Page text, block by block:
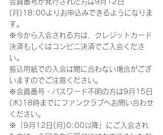
会員番号が発行された方は9月12日
(月)18:00よりお申込みできるようになりま
す。
※今から入会される方は、クレジットカード
決済もしくはコンビニ決済でご入会くださ
い。
振込用紙での入会は間に合わない場合がござ
いますのでご注意ください。
※会員番号・パスワード不明の方は9月15日
(木)18時までにファンクラブへお問い合わせ
ください。
※「9月12日(月)0:00以降」にご入会され